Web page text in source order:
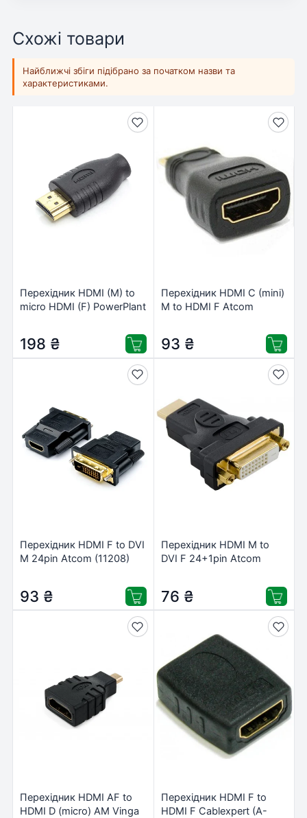
Схожі товари
Найближчі збіги підібрано за початком назви та
характеристиками.
Перехідник HDMI (M) to
micro HDMI (F) PowerPlant
198 ₴
Перехідник HDMI С (mini)
M to HDMI F Atcom
93 ₴
Перехідник HDMI F to DVI
M 24pin Atcom (11208)
93 ₴
Перехідник HDMI M to
DVI F 24+1pin Atcom
76 ₴
Перехідник HDMI AF to
HDMI D (micro) AM Vinga
Перехідник HDMI F to
HDMI F Cablexpert (A-